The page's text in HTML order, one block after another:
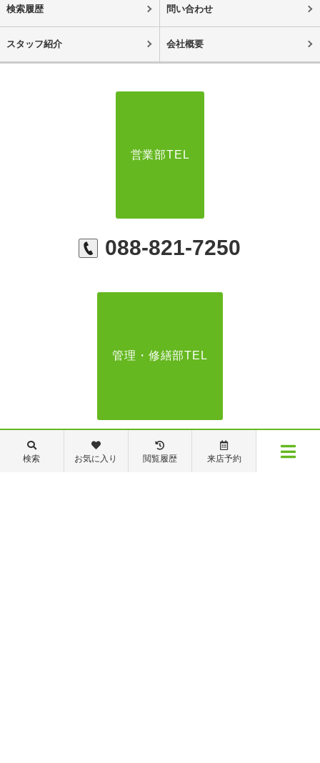
検索履歴 問い合わせ
スタッフ紹介 会社概要
営業部TEL
088-821-7250
管理・修繕部TEL
088-821-7272
検索 お気に入り 閲覧履歴 来店予約